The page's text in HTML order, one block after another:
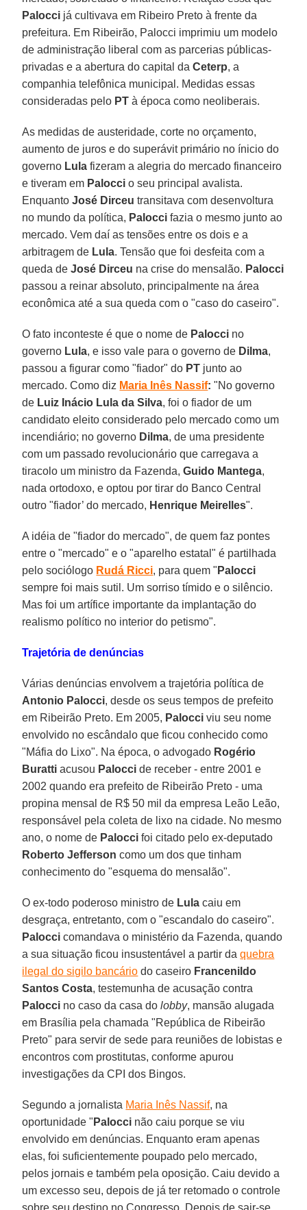
Palocci já cultivava em Ribeiro Preto à frente da
prefeitura. Em Ribeirão, Palocci imprimiu um modelo
de administração liberal com as parcerias públicas-
privadas e a abertura do capital daCeterp, a
companhia telefônica municipal. Medidas essas
consideradas pelo PT à época como neoliberais.
As medidas de austeridade, corte no orçamento,
aumento de juros e do superávit primário no ínicio do
governo Lula fizeram a alegria do mercado financeiro
e tiveram em Palocci o seu principal avalista.
EnquantoJosé Dirceu transitava com desenvoltura
no mundo da política, Palocci fazia o mesmo junto ao
mercado. Vem daí as tensões entre os dois e a
arbitragem de Lula. Tensão que foi desfeita com a
queda deJosé Dirceu na crise do mensalão. Palocci
passou a reinar absoluto, principalmente na área
econômica até a sua queda com o "caso do caseiro".
O fato inconteste é que o nome de Palocci no
governo Lula, e isso vale para o governo de Dilma,
passou a figurar como "fiador" do PT junto ao
mercado. Como diz Maria Inês Nassif: "No governo
de Luiz Inácio Lula da Silva, foi o fiador de um
candidato eleito considerado pelo mercado como um
incendiário; no governo Dilma, de uma presidente
com um passado revolucionário que carregava a
tiracolo um ministro da Fazenda,Guido Mantega,
nada ortodoxo, e optou por tirar do Banco Central
outro "fiador’ do mercado, Henrique Meirelles".
A idéia de "fiador do mercado", de quem faz pontes
entre o "mercado" e o "aparelho estatal" é partilhada
pelo sociólogo Rudá Ricci, para quem " Palocci
sempre foi mais sutil. Um sorriso tímido e o silêncio.
Mas foi um artífice importante da implantação do
realismo político no interior do petismo".
Trajetória de denúncias
Várias denúncias envolvem a trajetória política de
Antonio Palocci, desde os seus tempos de prefeito
em Ribeirão Preto. Em 2005, Palocci viu seu nome
envolvido no escândalo que ficou conhecido como
"Máfia do Lixo". Na época, o advogado Rogério
Buratti acusou Palocci de receber - entre 2001 e
2002 quando era prefeito de Ribeirão Preto - uma
propina mensal de R$ 50 mil da empresa Leão Leão,
responsável pela coleta de lixo na cidade. No mesmo
ano, o nome de Palocci foi citado pelo ex-deputado
Roberto Jefferson como um dos que tinham
conhecimento do "esquema do mensalão".
O ex-todo poderoso ministro de Lula caiu em
desgraça, entretanto, com o "escandalo do caseiro".
Palocci comandava o ministério da Fazenda, quando
a sua situação ficou insustentável a partir daquebra
ilegal do sigilo bancário do caseiro Francenildo
Santos Costa, testemunha de acusação contra
Palocci no caso da casa dolobby, mansão alugada
em Brasília pela chamada "República de Ribeirão
Preto" para servir de sede para reuniões de lobistas e
encontros com prostitutas, conforme apurou
investigações da CPI dos Bingos.
Segundo a jornalista Maria Inês Nassif, na
oportunidade " Palocci não caiu porque se viu
envolvido em denúncias. Enquanto eram apenas
elas, foi suficientemente poupado pelo mercado,
pelos jornais e também pela oposição. Caiu devido a
um excesso seu, depois de já ter retomado o controle
sobre seu destino no Congresso. Depois de sair-se